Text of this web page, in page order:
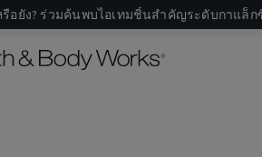
อยัง? ร่วมค้นพบไอเทมชิ้นสำคัญระดับกาแล็ก